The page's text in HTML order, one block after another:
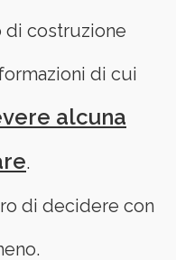
di costruzione
di cui
alcuna
.
di decidere con